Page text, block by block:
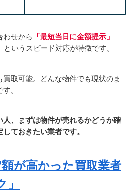
わせから 「最短当日に金額提示 」
というスピード対応が特徴です。
取可能。どんな物件でも現状のま
。
人、まずは物件が売れるかどうか確
ておきたい業者です。
が高かった買取業者
」